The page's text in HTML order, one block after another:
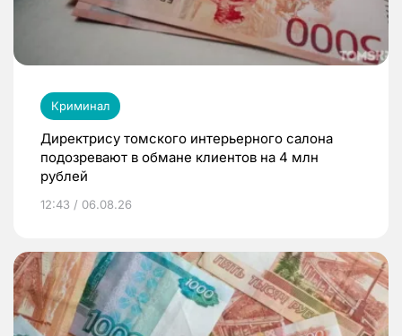
Криминал
Директрису томского интерьерного салона
подозревают в обмане клиентов на 4 млн
рублей
12:43 / 06.08.26